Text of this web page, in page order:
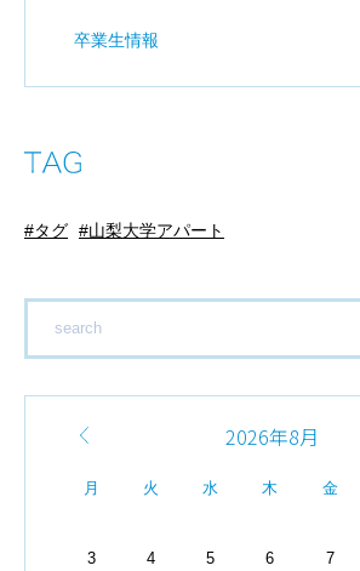
卒業生情報
タグ 山梨大学アパート
2026年8月
月 火 水 木 金
3
4 5 6 7